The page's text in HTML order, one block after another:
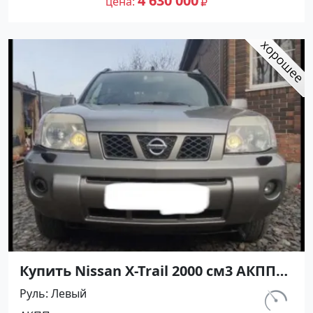
Купить Nissan X-Trail 2000 см3 АКПП
(140 л.с.) Бензин инжектор в Анапа :
цвет Серый Внедорожник 2005 годакм.
Руль Левый